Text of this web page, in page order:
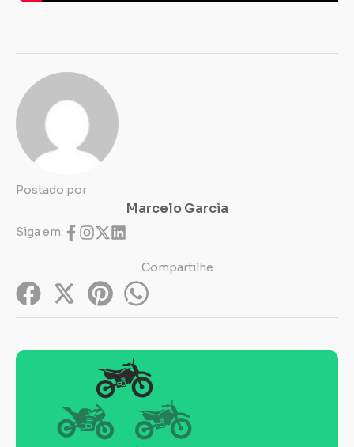
Postado por
Marcelo Garcia
Siga em:
Compartilhe